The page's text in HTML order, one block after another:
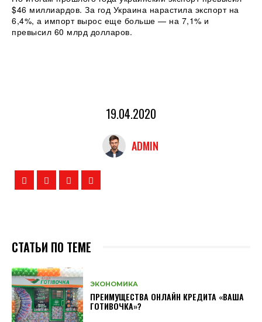
$46 миллиардов. За год Украина нарастила экспорт на
6,4%, а импорт вырос еще больше — на 7,1% и
превысил 60 млрд долларов.
19.04.2020
ADMIN
СТАТЬИ ПО ТЕМЕ
ЭКОНОМИКА
ПРЕИМУЩЕСТВА ОНЛАЙН КРЕДИТА «ВАША
ГОТИВОЧКА»?